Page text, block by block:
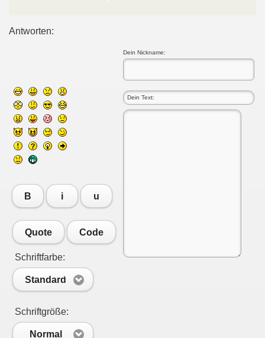
Antworten:
Dein Nickname:
B i u
Quote Code
Schriftfarbe:
Standard
Schriftgröße:
Normal